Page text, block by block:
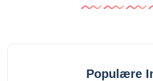
Populære